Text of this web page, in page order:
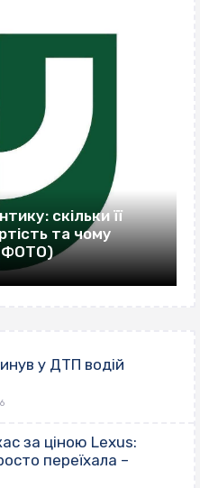
скільки її
та чому
(ФОТО)
у ДТП водій
за ціною Lexus:
переїхала –